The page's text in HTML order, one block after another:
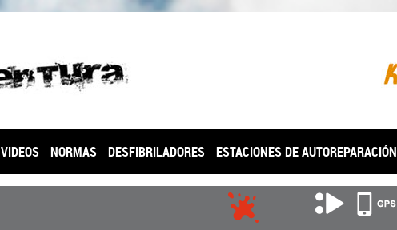
VIDEOS NORMAS DESFIBRILADORES ESTACIONES DE AUTOREPARACIÓN